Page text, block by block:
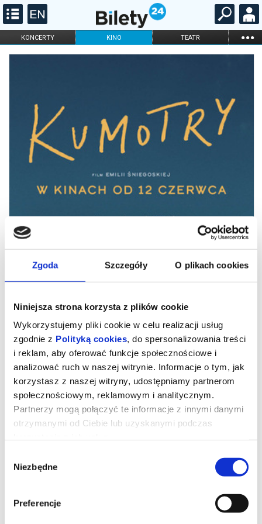
Zgoda Szczegóły O plikach cookies
Niniejsza strona korzysta z plików cookie
Wykorzystujemy pliki cookie w celu realizacji usług
zgodnie z Polityką cookies, do spersonalizowania treści
i reklam, aby oferować funkcje społecznościowe i
analizować ruch w naszej witrynie. Informacje o tym, jak
korzystasz z naszej witryny, udostępniamy partnerom
społecznościowym, reklamowym i analitycznym.
Partnerzy mogą połączyć te informacje z innymi danymi
otrzymanymi od Ciebie lub uzyskanymi podczas
zgody
Niezbędne
Preferencje
KONCERTY KINO TEATR ...
FILHARMONIA OPERA I BALET
Kino Dostępne: Kumotry
Historia przyjaźni kobiet zamieszkujących wymierającą polską
wieś w rumuńskich Karpatach. Hanka i Bronka pochowały już
imponują pogodą ducha, choć ich rzeczywistość nieubłaganie
odchodzi w przeszłość. Pozostają wspomnienia o czasach, które